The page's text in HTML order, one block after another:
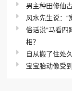
男主种田修仙
风水先生说：“
俗话说“马看四
相？
自从搬了住处
宝宝胎动像受